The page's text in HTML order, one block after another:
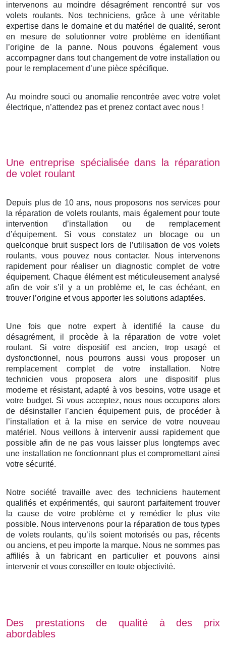
intervenons au moindre désagrément rencontré sur vos
volets roulants. Nos techniciens, grâce à une véritable
expertise dans le domaine et du matériel de qualité, seront
en mesure de solutionner votre problème en identifiant
l’origine de la panne. Nous pouvons également vous
accompagner dans tout changement de votre installation ou
pour le remplacement d’une pièce spécifique.
Au moindre souci ou anomalie rencontrée avec votre volet
électrique, n’attendez pas et prenez contact avec nous !
Une entreprise spécialisée dans la réparation
de volet roulant
Depuis plus de 10 ans, nous proposons nos services pour
la réparation de volets roulants, mais également pour toute
intervention d’installation ou de remplacement
d’équipement. Si vous constatez un blocage ou un
quelconque bruit suspect lors de l’utilisation de vos volets
roulants, vous pouvez nous contacter. Nous intervenons
rapidement pour réaliser un diagnostic complet de votre
équipement. Chaque élément est méticuleusement analysé
afin de voir s’il y a un problème et, le cas échéant, en
trouver l’origine et vous apporter les solutions adaptées.
Une fois que notre expert à identifié la cause du
désagrément, il procède à la réparation de votre volet
roulant. Si votre dispositif est ancien, trop usagé et
dysfonctionnel, nous pourrons aussi vous proposer un
remplacement complet de votre installation. Notre
technicien vous proposera alors une dispositif plus
moderne et résistant, adapté à vos besoins, votre usage et
votre budget. Si vous acceptez, nous nous occupons alors
de désinstaller l’ancien équipement puis, de procéder à
l’installation et à la mise en service de votre nouveau
matériel. Nous veillons à intervenir aussi rapidement que
possible afin de ne pas vous laisser plus longtemps avec
une installation ne fonctionnant plus et compromettant ainsi
votre sécurité.
Notre société travaille avec des techniciens hautement
qualifiés et expérimentés, qui sauront parfaitement trouver
la cause de votre problème et y remédier le plus vite
possible. Nous intervenons pour la réparation de tous types
de volets roulants, qu’ils soient motorisés ou pas, récents
ou anciens, et peu importe la marque. Nous ne sommes pas
affiliés à un fabricant en particulier et pouvons ainsi
intervenir et vous conseiller en toute objectivité.
Des prestations de qualité à des prix
abordables